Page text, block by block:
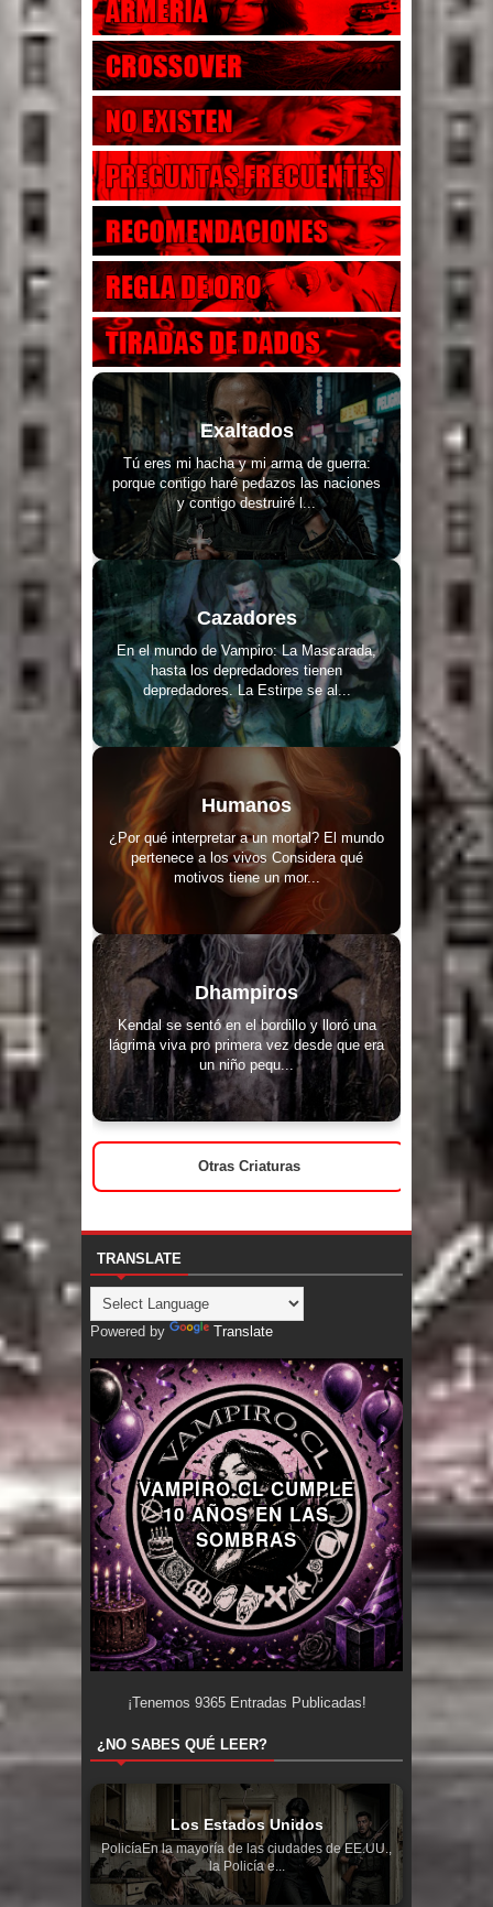
Exaltados
Tú eres mi hacha y mi arma de guerra:
porque contigo haré pedazos las naciones
y contigo destruiré l...
Cazadores
En el mundo de Vampiro: La Mascarada,
hasta los depredadores tienen
depredadores. La Estirpe se al...
Humanos
¿Por qué interpretar a un mortal? El mundo
pertenece a los vivos Considera qué
motivos tiene un mor...
Dhampiros
Kendal se sentó en el bordillo y lloró una
lágrima viva pro primera vez desde que era
un niño pequ...
Otras Criaturas
TRANSLATE
Powered by Translate
VAMPIRO.CL CUMPLE
10 AÑOS EN LAS
SOMBRAS
¡Tenemos 9365Entradas Publicadas!
¿NO SABES QUÉ LEER?
Los Estados Unidos
PolicíaEn la mayoría de las ciudades de EE.UU.,
la Policía e...